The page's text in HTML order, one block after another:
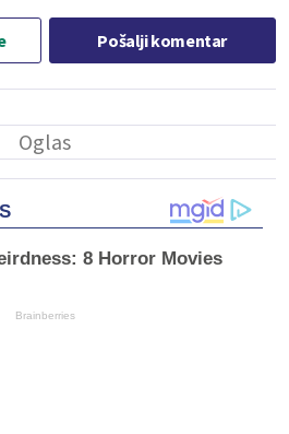
Pošalji komentar
8 Horror Movies
Brainberries